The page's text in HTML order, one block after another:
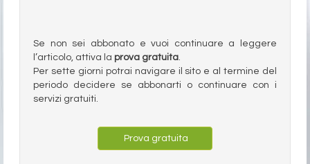
Se non sei abbonato e vuoi continuare a leggere
l’articolo, attiva la prova gratuita.
Per sette giorni potrai navigare il sito e al termine del
periodo decidere se abbonarti o continuare con i
servizi gratuiti.
Prova gratuita